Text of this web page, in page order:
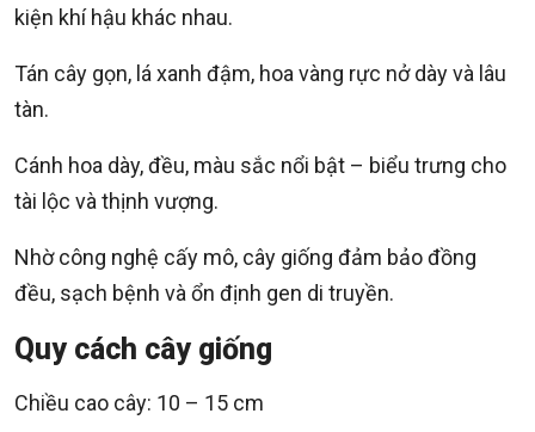
kiện khí hậu khác nhau.
Tán cây gọn, lá xanh đậm, hoa vàng rực nở dày và lâu
tàn.
Cánh hoa dày, đều, màu sắc nổi bật – biểu trưng cho
tài lộc và thịnh vượng.
Nhờ công nghệ cấy mô, cây giống đảm bảo đồng
đều, sạch bệnh và ổn định gen di truyền.
Quy cách cây giống
Chiều cao cây: 10 – 15 cm